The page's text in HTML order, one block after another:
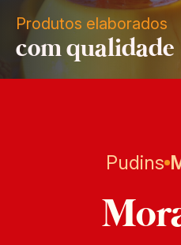
Produtos elaborados
com qualidade
Pudins